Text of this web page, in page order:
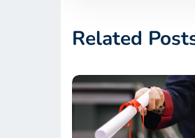
Related